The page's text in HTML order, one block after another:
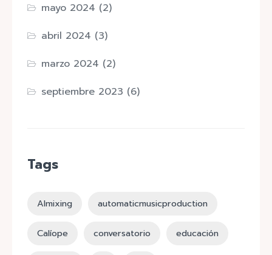
mayo 2024 (2)
abril 2024 (3)
marzo 2024 (2)
septiembre 2023 (6)
Tags
AImixing automaticmusicproduction
Calíope conversatorio educación